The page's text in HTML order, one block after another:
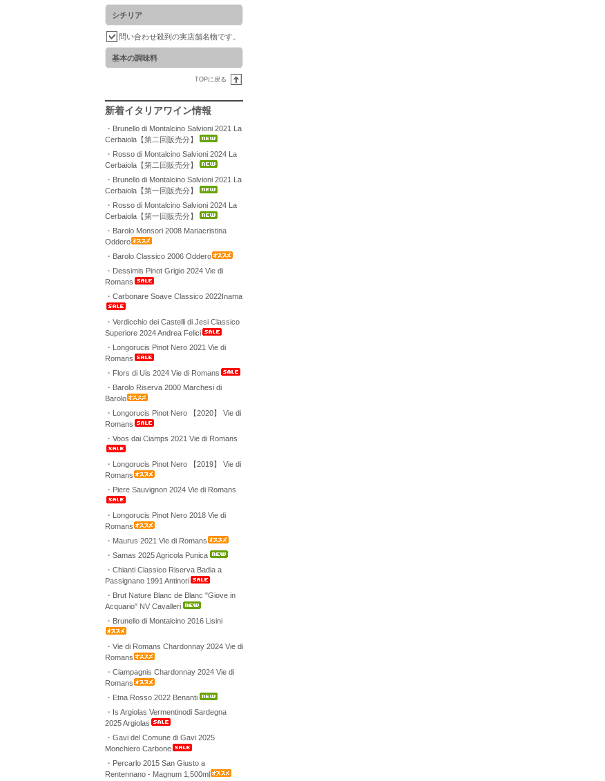
シチリア
問い合わせ殺到の実店舗名物です。
基本の調味料
TOPに戻る
新着イタリアワイン情報
・Brunello di Montalcino Salvioni 2021 La
Cerbaiola【第二回販売分】
・Rosso di Montalcino Salvioni 2024 La
Cerbaiola【第二回販売分】
・Brunello di Montalcino Salvioni 2021 La
Cerbaiola【第一回販売分】
・Rosso di Montalcino Salvioni 2024 La
Cerbaiola【第一回販売分】
・Barolo Monsori 2008 Mariacristina
Oddero
・Barolo Classico 2006 Oddero
・Dessimis Pinot Grigio 2024 Vie di
Romans
・Carbonare Soave Classico 2022Inama
・Verdicchio dei Castelli di Jesi Classico
Superiore 2024 Andrea Felici
・Longorucis Pinot Nero 2021 Vie di
Romans
・Flors di Uis 2024 Vie di Romans
・Barolo Riserva 2000 Marchesi di
Barolo
・Longorucis Pinot Nero 【2020】 Vie di
Romans
・Voos dai Ciamps 2021 Vie di Romans
・Longorucis Pinot Nero 【2019】 Vie di
Romans
・Piere Sauvignon 2024 Vie di Romans
・Longorucis Pinot Nero 2018 Vie di
Romans
・Maurus 2021 Vie di Romans
・Samas 2025 Agricola Punica
・Chianti Classico Riserva Badia a
Passignano 1991 Antinori
・Brut Nature Blanc de Blanc "Giove in
Acquario" NV Cavalleri
・Brunello di Montalcino 2016 Lisini
・Vie di Romans Chardonnay 2024 Vie di
Romans
・Ciampagnis Chardonnay 2024 Vie di
Romans
・Etna Rosso 2022 Benanti
・Is Argiolas Vermentinodi Sardegna
2025 Argiolas
・Gavi del Comune di Gavi 2025
Monchiero Carbone
・Percarlo 2015 San Giusto a
Rentennano - Magnum 1,500ml